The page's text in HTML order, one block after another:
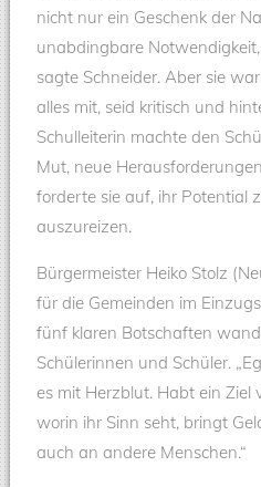
nicht nur ein Geschenk der
unabdingbare
sagte Schneider. Aber sie
alles mit, seid kritisch und
Schulleiterin machte den
Mut, neue
forderte sie auf, ihr Potential
auszureizen.
Bürgermeister Heiko Stolz
für die Gemeinden im
fünf klaren Botschaften
Schülerinnen und Schüler.
es mit Herzblut. Habt ein
worin ihr Sinn seht, bringt
auch an andere Menschen.“